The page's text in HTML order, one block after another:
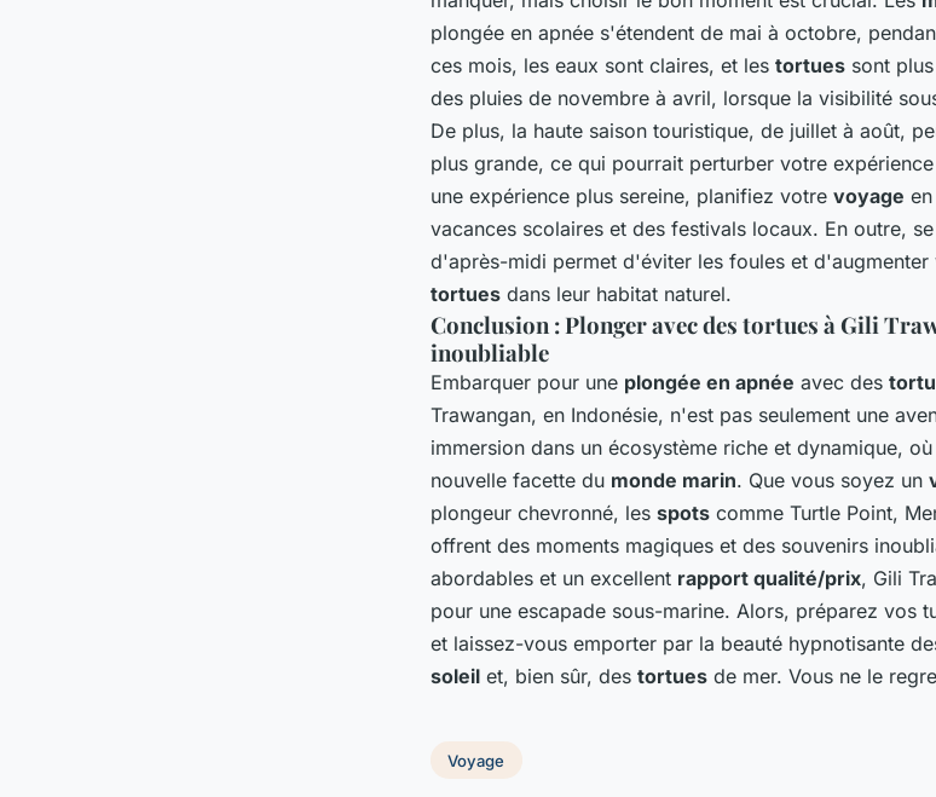
plongée en apnée s'étendent de mai à octobre,
ces mois, les eaux sont claires, et les tortues sont
des pluies de novembre à avril, lorsque la visibilité
De plus, la haute saison touristique, de juillet à août,
plus grande, ce qui pourrait perturber votre
une expérience plus sereine, planifiez votre voyage
vacances scolaires et des festivals locaux. En outre,
d'après-midi permet d'éviter les foules et
tortues dans leur habitat naturel.
Conclusion : Plonger avec des tortues à Gili
inoubliable
Embarquer pour une plongée en apnée avec des
Trawangan, en Indonésie, n'est pas seulement une
immersion dans un écosystème riche et dynamique,
nouvelle facette du monde marin. Que vous soyez un
plongeur chevronné, les spots comme Turtle Point,
offrent des moments magiques et des souvenirs
abordables et un excellent rapport qualité/prix, Gili
pour une escapade sous-marine. Alors, préparez vos
et laissez-vous emporter par la beauté hypnotisante
soleil et, bien sûr, des tortues de mer. Vous ne le
Voyage